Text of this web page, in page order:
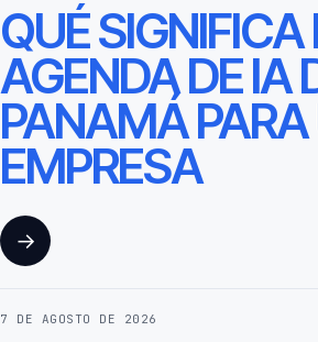
QUÉ
AGENDA DE IA
PANAMÁ
EMPRESA
→
7 DE AGOSTO DE 2026